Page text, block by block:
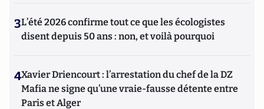
3L’été 2026 confirme tout ce que les écologistes
disent depuis 50 ans : non, et voilà pourquoi
4Xavier Driencourt : l’arrestation du chef de la DZ
Mafia ne signe qu’une vraie-fausse détente entre
Paris et Alger